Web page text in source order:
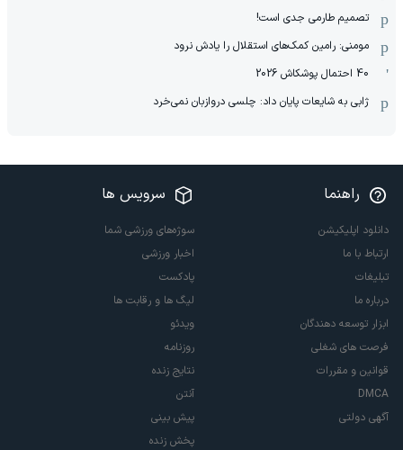
تصمیم طارمی جدی است!
مومنی: رامین کمک‌های استقلال را یادش نرود
40 احتمال پوشکاش 2026
ژابی به شایعات پایان داد: چلسی دروازبان نمی‌خرد
راهنما
دانلود اپلیکیشن
ارتباط با ما
تبلیغات
درباره ما
ابزار توسعه دهندگان
فرصت های شغلی
قوانین و مقررات
DMCA
آگهی دولتی
سرویس ها
سوژه‌های ورزشی شما
اخبار ورزشی
پادکست
لیگ ها و رقابت ها
ویدئو
روزنامه
نتایج زنده
آنتن
پیش بینی
پخش زنده